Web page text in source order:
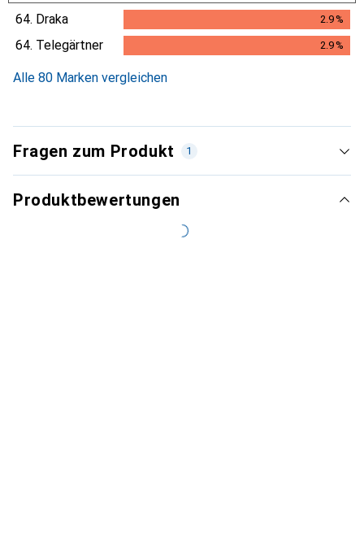
2.8%
64. Draka 2.9%
2.9%
64. Telegärtner 2.9%
Alle 80 Marken vergleichen
Fragen zum Produkt 1
Produktbewertungen